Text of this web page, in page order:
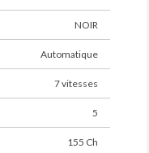
NOIR
Automatique
7 vitesses
5
155 Ch